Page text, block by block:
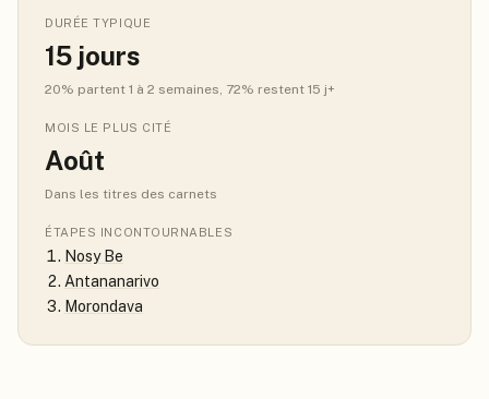
DURÉE TYPIQUE
15 jours
20% partent 1 à 2 semaines, 72% restent 15 j+
MOIS LE PLUS CITÉ
Août
Dans les titres des carnets
ÉTAPES INCONTOURNABLES
Nosy Be
Antananarivo
Morondava